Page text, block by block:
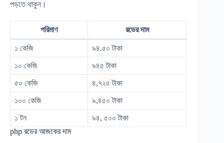
পড়তে থাকুন।
পরিমাণ রডের দাম
১ কেজি ৯৪.৫০ টাকা
১০ কেজি ৯৪৫ টাকা
৫০ কেজি ৪,৭২৫ টাকা
১০০ কেজি ৯,৪৫০ টাকা
১ টন
৯৪, ৫০০ টাকা
php রডের আজকের দাম